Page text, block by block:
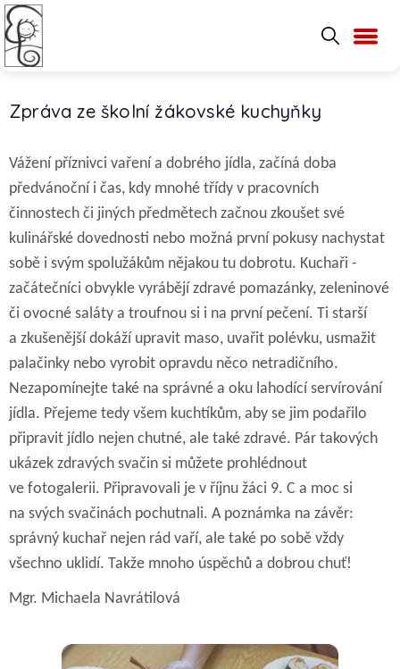
Zpráva ze školní žákovské kuchyňky
Vážení příznivci vaření a dobrého jídla, začíná doba
předvánoční i čas, kdy mnohé třídy v pracovních
činnostech či jiných předmětech začnou zkoušet své
kulinářské dovednosti nebo možná první pokusy nachystat
sobě i svým spolužákům nějakou tu dobrotu. Kuchaři -
začátečníci obvykle vyrábějí zdravé pomazánky, zeleninové
či ovocné saláty a troufnou si i na první pečení. Ti starší
a zkušenější dokáží upravit maso, uvařit polévku, usmažit
palačinky nebo vyrobit opravdu něco netradičního.
Nezapomínejte také na správné a oku lahodící servírování
jídla. Přejeme tedy všem kuchtíkům, aby se jim podařilo
připravit jídlo nejen chutné, ale také zdravé. Pár takových
ukázek zdravých svačin si můžete prohlédnout
ve fotogalerii. Připravovali je v říjnu žáci 9. C a moc si
na svých svačinách pochutnali. A poznámka na závěr:
správný kuchař nejen rád vaří, ale také po sobě vždy
všechno uklidí. Takže mnoho úspěchů a dobrou chuť!
Mgr. Michaela Navrátilová